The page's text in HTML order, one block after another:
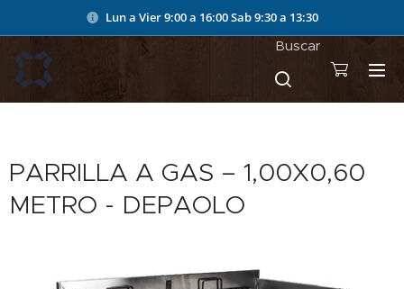
Lun a Vier 9:00 a 16:00Sab 9:30 a 13:30
Buscar
PARRILLA A GAS – 1,00X0,60
METRO - DEPAOLO